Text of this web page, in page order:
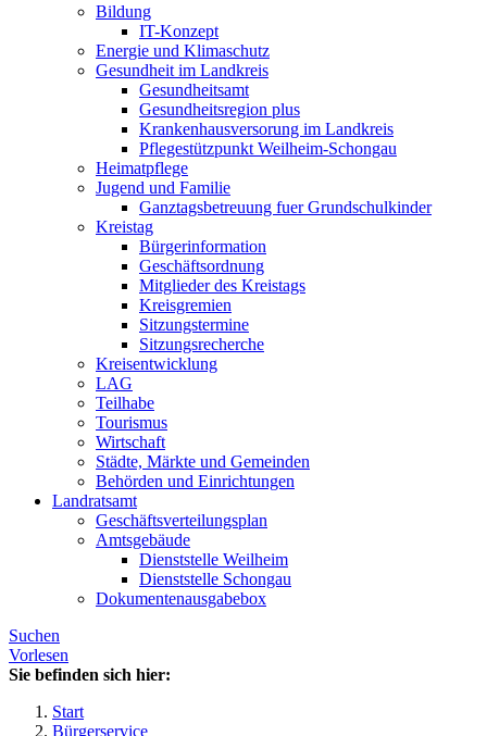
Bildung
IT-Konzept
Energie und Klimaschutz
Gesundheit im Landkreis
Gesundheitsamt
Gesundheitsregion plus
Krankenhausversorung im Landkreis
Pflegestützpunkt Weilheim-Schongau
Heimatpflege
Jugend und Familie
Ganztagsbetreuung fuer Grundschulkinder
Kreistag
Bürgerinformation
Geschäftsordnung
Mitglieder des Kreistags
Kreisgremien
Sitzungstermine
Sitzungsrecherche
Kreisentwicklung
LAG
Teilhabe
Tourismus
Wirtschaft
Städte, Märkte und Gemeinden
Behörden und Einrichtungen
Landratsamt
Geschäftsverteilungsplan
Amtsgebäude
Dienststelle Weilheim
Dienststelle Schongau
Dokumentenausgabebox
Suchen
Vorlesen
Sie befinden sich hier:
Start
Bürgerservice